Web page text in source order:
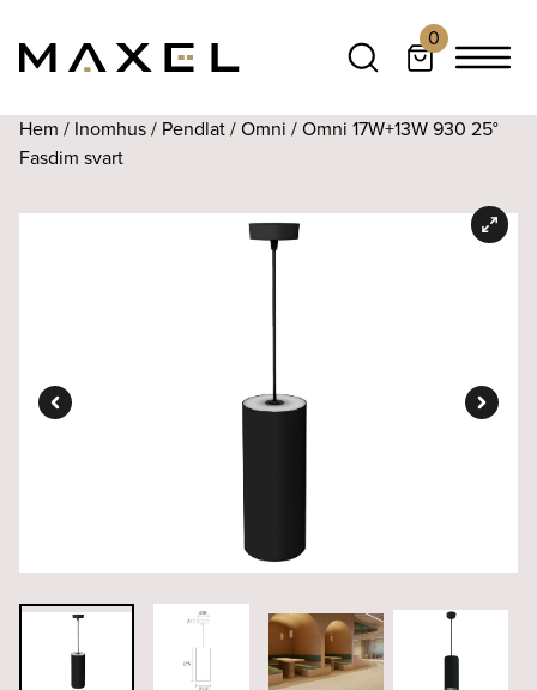
0
Hem / Inomhus/ Pendlat/Omni / Omni 17W+13W 930 25°
Fasdim svart